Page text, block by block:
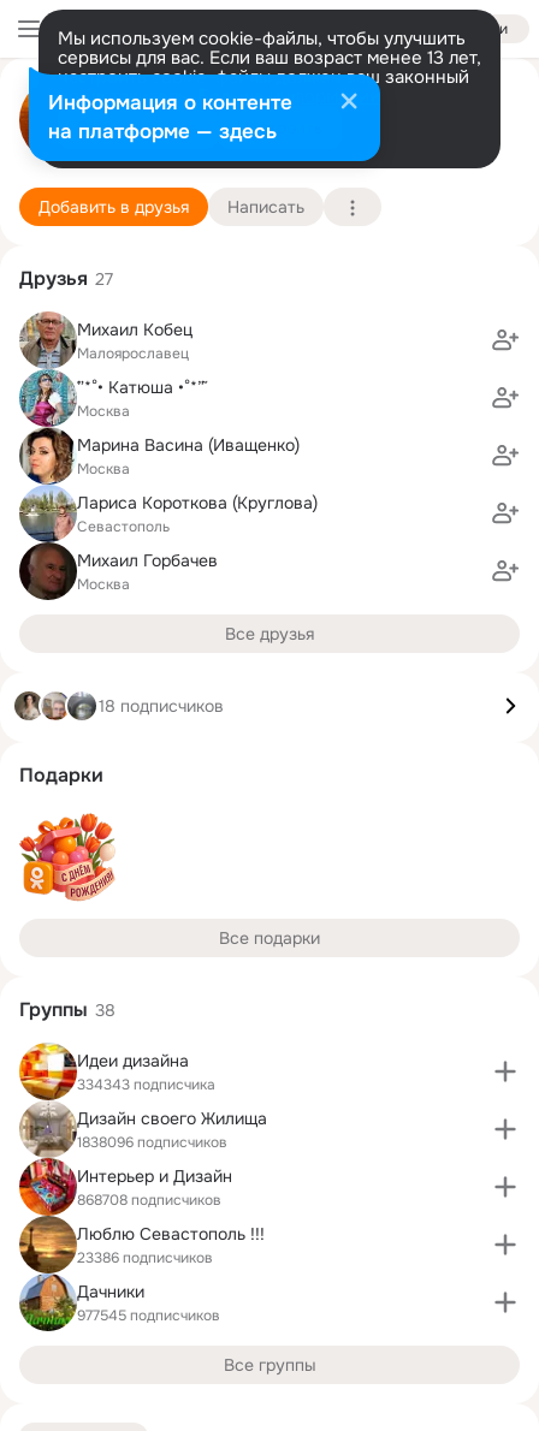
Войти
Мы используем cookie-файлы, чтобы улучшить
сервисы для вас. Если ваш возраст менее 13 лет,
настроить cookie-файлы должен ваш законный
представитель. Больше информации
Разрешить все Настроить
Наталья ))))))
Москва
8 февраля (102 года)
МПГУ, факультет иностранных языков
Подробнее
Добавить в друзья Написать
Друзья 27
Михаил Кобец
Малоярославец
˜”*°• Катюша •°*”˜
Москва
Марина Васина (Иващенко)
Москва
Лариса Короткова (Круглова)
Севастополь
Михаил Горбачев
Москва
Все друзья
18 подписчиков
Подарки
Все подарки
Группы 38
Идеи дизайна
334343 подписчика
Дизайн своего Жилища
1838096 подписчиков
Интерьер и Дизайн
868708 подписчиков
Люблю Севастополь !!!
23386 подписчиков
Дачники
977545 подписчиков
Все группы
Информация о контенте
на платформе — здесь